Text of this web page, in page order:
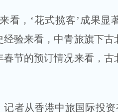
看，‘花式揽客’成果
经验来看，中青旅旗下
春节的预订情况来看，
记者从香港中旅国际投